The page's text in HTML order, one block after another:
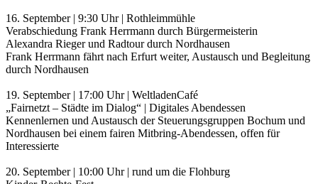
16. September | 9:30 Uhr | Rothleimmühle
Verabschiedung Frank Herrmann durch Bürgermeisterin
Alexandra Rieger und Radtour durch Nordhausen
Frank Herrmann fährt nach Erfurt weiter, Austausch und Begleitung
durch Nordhausen
19. September | 17:00 Uhr | WeltladenCafé
„Fairnetzt – Städte im Dialog“ | Digitales Abendessen
Kennenlernen und Austausch der Steuerungsgruppen Bochum und
Nordhausen bei einem fairen Mitbring-Abendessen, offen für
Interessierte
20. September | 10:00 Uhr | rund um die Flohburg